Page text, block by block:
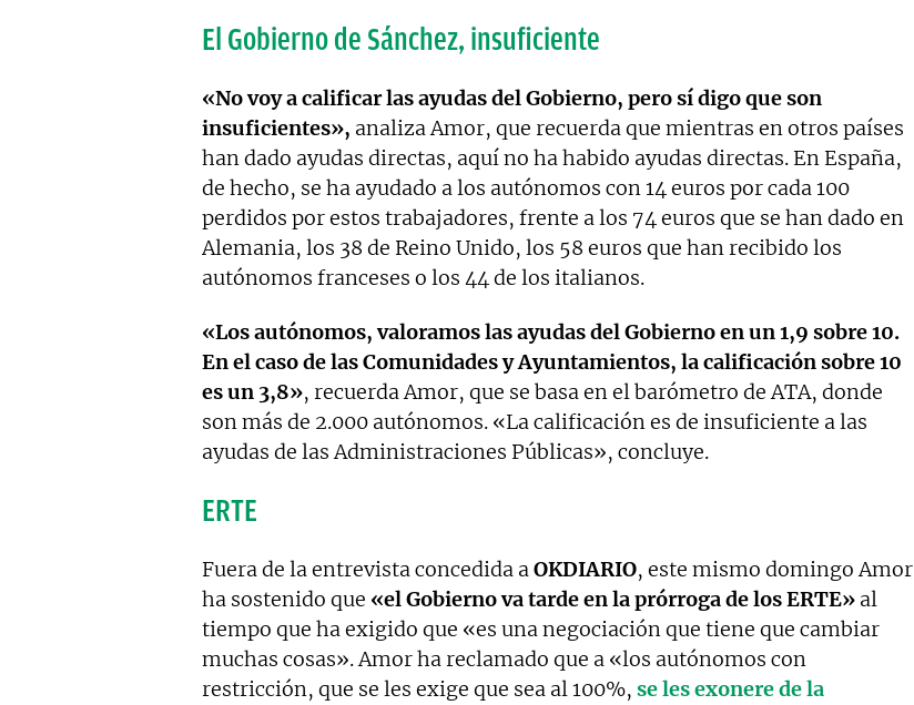
El Gobierno de Sánchez, insuficiente
«No voy a calificar las ayudas del Gobierno, pero sí digo que son
insuficientes», analiza Amor, que recuerda que mientras en otros países
han dado ayudas directas, aquí no ha habido ayudas directas. En España,
de hecho, se ha ayudado a los autónomos con 14 euros por cada 100
perdidos por estos trabajadores, frente a los 74 euros que se han dado en
Alemania, los 38 de Reino Unido, los 58 euros que han recibido los
autónomos franceses o los 44 de los italianos.
«Los autónomos, valoramos las ayudas del Gobierno en un 1,9 sobre 10.
En el caso de las Comunidades y Ayuntamientos, la calificación sobre 10
es un 3,8», recuerda Amor, que se basa en el barómetro de ATA, donde
son más de 2.000 autónomos. «La calificación es de insuficiente a las
ayudas de las Administraciones Públicas», concluye.
ERTE
Fuera de la entrevista concedida aOKDIARIO, este mismo domingo Amor
ha sostenido que «el Gobierno va tarde en la prórroga de los ERTE» al
tiempo que ha exigido que «es una negociación que tiene que cambiar
muchas cosas». Amor ha reclamado que a «los autónomos con
restricción, que se les exige que sea al 100%, se les exonere de la